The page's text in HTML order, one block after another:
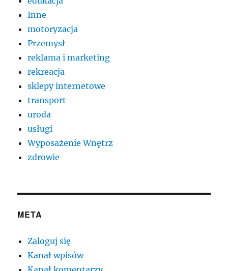
Inne
motoryzacja
Przemysł
reklama i marketing
rekreacja
sklepy internetowe
transport
uroda
usługi
Wyposażenie Wnętrz
zdrowie
META
Zaloguj się
Kanał wpisów